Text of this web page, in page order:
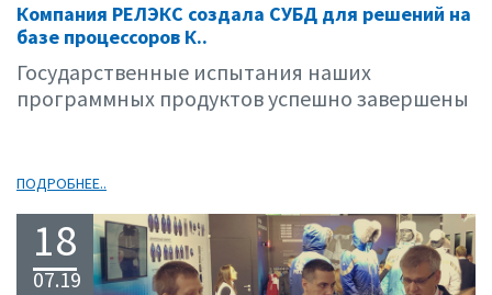
Компания РЕЛЭКС создала СУБД для решений на
базе процессоров К..
Государственные испытания наших
программных продуктов успешно завершены
ПОДРОБНЕЕ..
18
07.19